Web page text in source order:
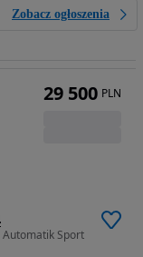
Zobacz ogłoszenia
Automatik Sport
29 500 PLN